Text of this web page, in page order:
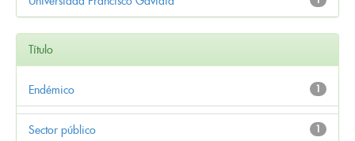
Título
1
Endémico
1
Sector público